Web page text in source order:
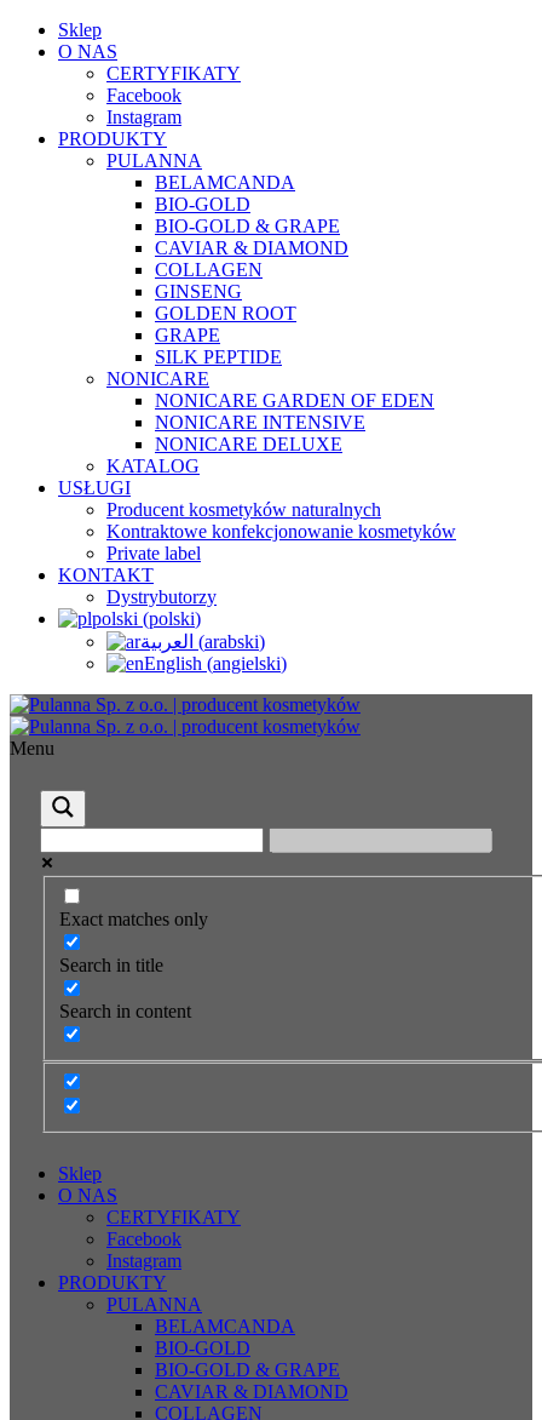
Sklep
O NAS
CERTYFIKATY
Facebook
Instagram
PRODUKTY
PULANNA
BELAMCANDA
BIO-GOLD
BIO-GOLD & GRAPE
CAVIAR & DIAMOND
COLLAGEN
GINSENG
GOLDEN ROOT
GRAPE
SILK PEPTIDE
NONICARE
NONICARE GARDEN OF EDEN
NONICARE INTENSIVE
NONICARE DELUXE
KATALOG
USŁUGI
Producent kosmetyków naturalnych
Kontraktowe konfekcjonowanie kosmetyków
Private label
KONTAKT
Dystrybutorzy
polski (polski)
العربية (arabski)
English (angielski)
Menu
Exact matches only
Search in title
Search in content
Sklep
O NAS
CERTYFIKATY
Facebook
Instagram
PRODUKTY
PULANNA
BELAMCANDA
BIO-GOLD
BIO-GOLD & GRAPE
CAVIAR & DIAMOND
COLLAGEN